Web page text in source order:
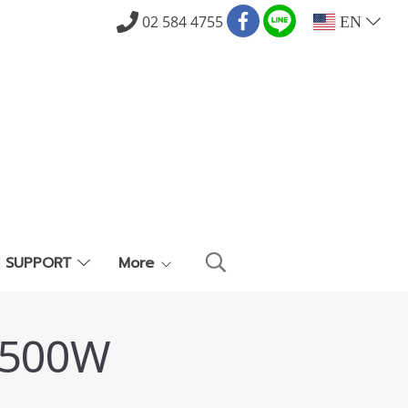
02 584 4755 EN
SUPPORT More